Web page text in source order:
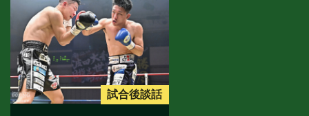
試合後談話